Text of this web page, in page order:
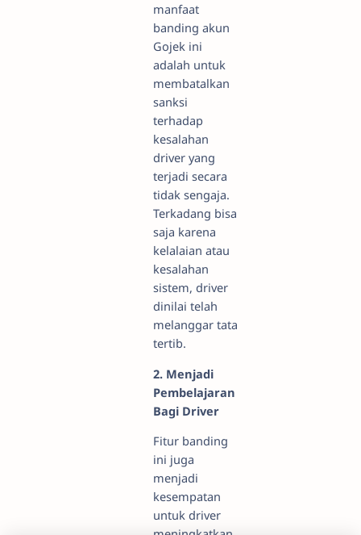
manfaat
banding akun
Gojek ini
adalah untuk
membatalkan
sanksi
terhadap
kesalahan
driver yang
terjadi secara
tidak sengaja.
Terkadang bisa
saja karena
kelalaian atau
kesalahan
sistem, driver
dinilai telah
melanggar tata
tertib.
2. Menjadi
Pembelajaran
Bagi Driver
Fitur banding
ini juga
menjadi
kesempatan
untuk driver